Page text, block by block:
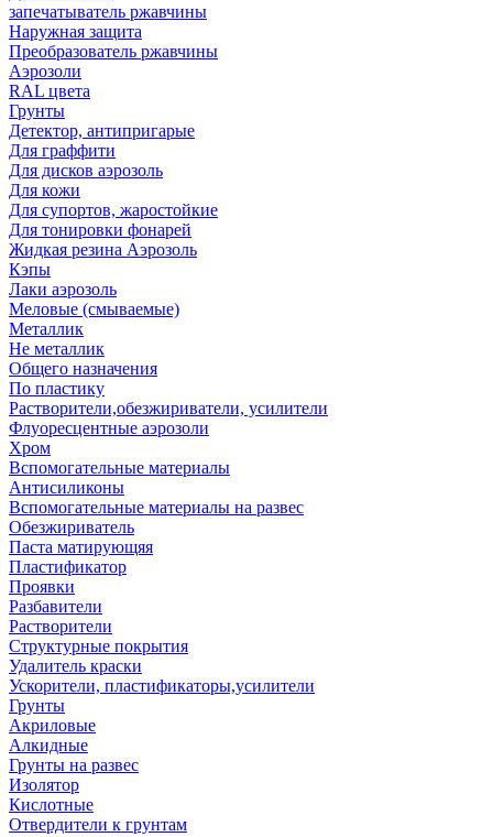
запечатыватель ржавчины
Наружная защита
Преобразователь ржавчины
Аэрозоли
RAL цвета
Грунты
Детектор, антипригарые
Для граффити
Для дисков аэрозоль
Для кожи
Для супортов, жаростойкие
Для тонировки фонарей
Жидкая резина Аэрозоль
Кэпы
Лаки аэрозоль
Меловые (смываемые)
Металлик
Не металлик
Общего назначения
По пластику
Растворители,обезжириватели, усилители
Флуоресцентные аэрозоли
Хром
Вспомогательные материалы
Антисиликоны
Вспомогательные материалы на развес
Обезжириватель
Паста матирующяя
Пластификатор
Проявки
Разбавители
Растворители
Структурные покрытия
Удалитель краски
Ускорители, пластификаторы,усилители
Грунты
Акриловые
Алкидные
Грунты на развес
Изолятор
Кислотные
Отвердители к грунтам